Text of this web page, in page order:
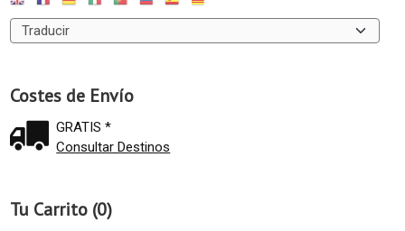
Costes de Envío
GRATIS *
Consultar Destinos
Tu Carrito (0)